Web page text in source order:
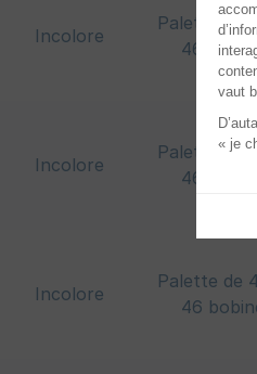
Incolore
Palette de
46
Incolore
Palette de
46
Incolore
Palette de
46